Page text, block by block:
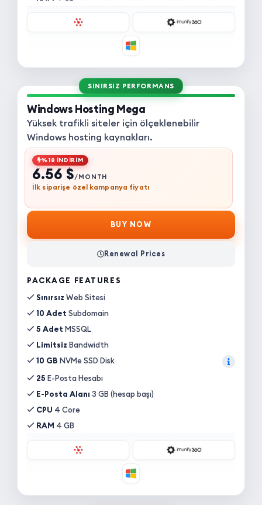
SINIRSIZ PERFORMANS
Windows Hosting Mega
Yüksek trafikli siteler için ölçeklenebilir
Windows hosting kaynakları.
%18 İNDİRİM
6.56 $/MONTH
İlk siparişe özel kampanya fiyatı
BUY NOW
Renewal Prices
PACKAGE FEATURES
Sınırsız Web Sitesi
10 Adet Subdomain
5 Adet MSSQL
Limitsiz Bandwidth
10 GB NVMe SSD Disk
25 E-Posta Hesabı
E-Posta Alanı 3 GB (hesap başı)
CPU 4 Core
RAM 4 GB